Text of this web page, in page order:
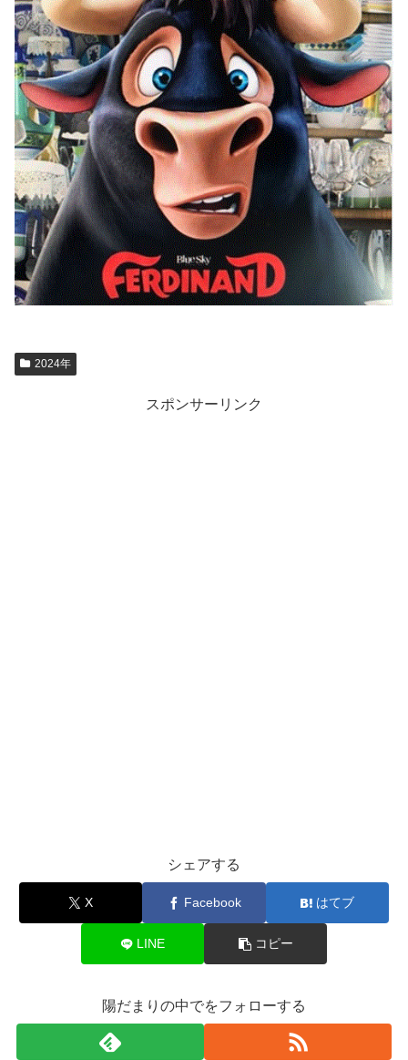
2024年
スポンサーリンク
シェアする
X Facebook はてブ
LINE コピー
陽だまりの中でをフォローする